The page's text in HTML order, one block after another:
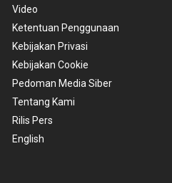
Video
Ketentuan Penggunaan
Kebijakan Privasi
Kebijakan Cookie
Pedoman Media Siber
Tentang Kami
Rilis Pers
English